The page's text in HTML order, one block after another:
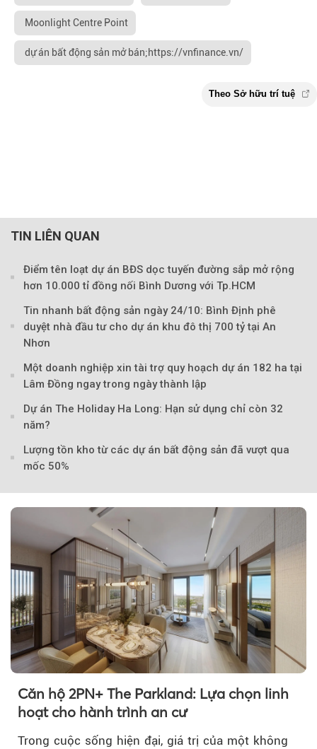
Moonlight Centre Point
dự án bất động sản mở bán;https://vnfinance.vn/
TIN LIÊN QUAN
Điểm tên loạt dự án BĐS dọc tuyến đường sắp mở rộng
hơn 10.000 tỉ đồng nối Bình Dương với Tp.HCM
Tin nhanh bất động sản ngày 24/10: Bình Định phê
duyệt nhà đầu tư cho dự án khu đô thị 700 tỷ tại An
Nhơn
Một doanh nghiệp xin tài trợ quy hoạch dự án 182 ha tại
Lâm Đồng ngay trong ngày thành lập
Dự án The Holiday Ha Long: Hạn sử dụng chỉ còn 32
năm?
Lượng tồn kho từ các dự án bất động sản đã vượt qua
mốc 50%
Căn hộ 2PN+ The Parkland: Lựa chọn linh
hoạt cho hành trình an cư
Trong cuộc sống hiện đại, giá trị của một không